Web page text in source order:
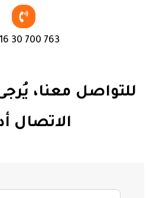
763 700 30 216+
للتواصل معنا،
الاتصال